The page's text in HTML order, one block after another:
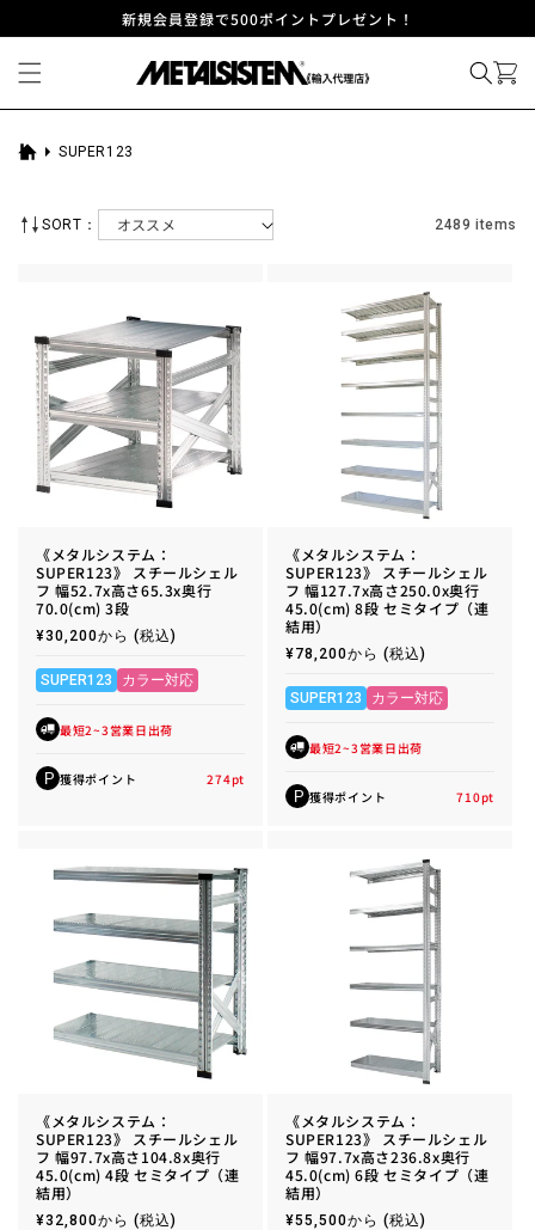
新規会員登録で500ポイントプレゼント！
ホ
SUPER123
SORT： 2489 items
《メタルシステム：
SUPER123》 スチールシェル
フ 幅52.7x高さ65.3x奥行
70.0(cm) 3段
通
価
格
¥30,200から (税込)
SUPER123 カラー対応
最短2~3営業日出荷
P 獲得ポイント 274pt
《メタルシステム：
SUPER123》 スチールシェル
フ 幅127.7x高さ250.0x奥行
45.0(cm) 8段 セミタイプ（連
結用）
通
価
格
¥78,200から (税込)
SUPER123 カラー対応
最短2~3営業日出荷
P 獲得ポイント 710pt
《メタルシステム：
SUPER123》 スチールシェル
フ 幅97.7x高さ104.8x奥行
45.0(cm) 4段 セミタイプ（連
結用）
通
¥32,800から (税込)
《メタルシステム：
SUPER123》 スチールシェル
フ 幅97.7x高さ236.8x奥行
45.0(cm) 6段 セミタイプ（連
結用）
通
¥55,500から (税込)